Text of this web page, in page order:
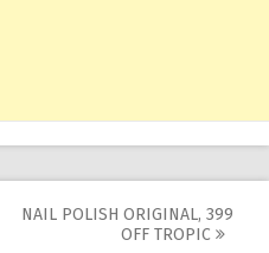
NAIL POLISH ORIGINAL, 399
OFF TROPIC